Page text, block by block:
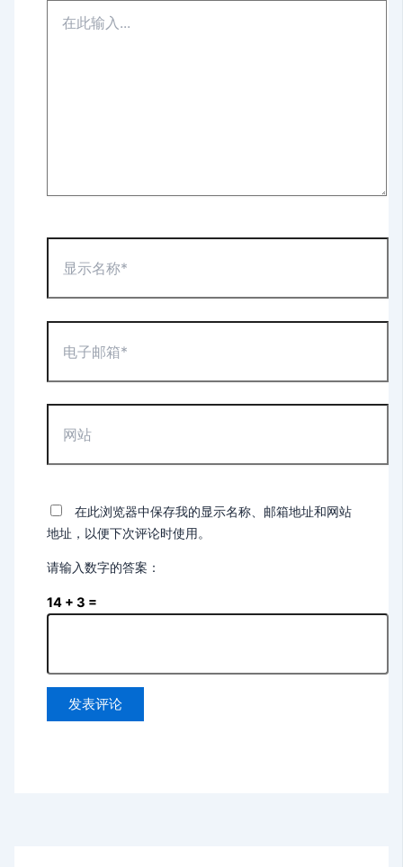
称
箱
*
在此浏览器中保存我的显示名称、邮箱地址和网站
地址，以便下次评论时使用。
请输入数字的答案：
14 + 3 =